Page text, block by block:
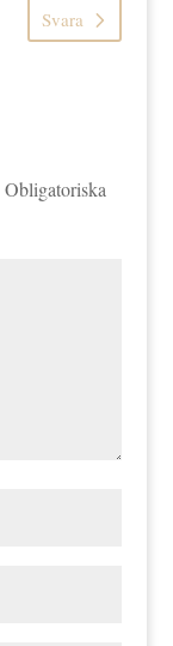
Svara
Obligatoriska